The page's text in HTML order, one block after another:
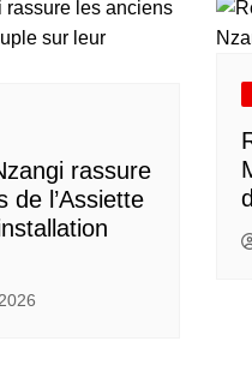
rassure
de l’Assiette